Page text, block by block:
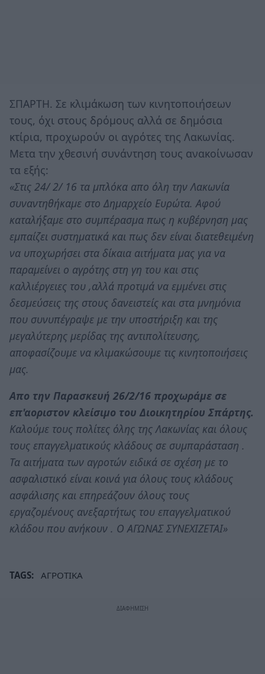
ΣΠΑΡΤΗ. Σε κλιμάκωση των κινητοποιήσεων
τους, όχι στους δρόμους αλλά σε δημόσια
κτίρια, προχωρούν οι αγρότες της Λακωνίας.
Μετα την χθεσινή συνάντηση τους ανακοίνωσαν
τα εξής:
«Στις 24/ 2/ 16 τα μπλόκα απο όλη την Λακωνία
συναντηθήκαμε στο Δημαρχείο Ευρώτα. Αφού
καταλήξαμε στο συμπέρασμα πως η κυβέρνηση μας
εμπαίζει συστηματικά και πως δεν είναι διατεθειμένη
να υποχωρήσει στα δίκαια αιτήματα μας για να
παραμείνει ο αγρότης στη γη του και στις
καλλιέργειες του ,αλλά προτιμά να εμμένει στις
δεσμεύσεις της στους δανειστείς και στα μνημόνια
που συνυπέγραψε με την υποστήριξη και της
μεγαλύτερης μερίδας της αντιπολίτευσης,
αποφασίζουμε να κλιμακώσουμε τις κινητοποιήσεις
μας.
Απο την Παρασκευή 26/2/16 προχωράμε σε
επ'αοριστον κλείσιμο του Διοικητηρίου Σπάρτης.
Καλούμε τους πολίτες όλης της Λακωνίας και όλους
τους επαγγελματικούς κλάδους σε συμπαράσταση .
Τα αιτήματα των αγροτών ειδικά σε σχέση με το
ασφαλιστικό είναι κοινά για όλους τους κλάδους
ασφάλισης και επηρεάζουν όλους τους
εργαζομένους ανεξαρτήτως του επαγγελματικού
κλάδου που ανήκουν . Ο ΑΓΩΝΑΣ ΣΥΝΕΧΙΖΕΤΑΙ»
TAGS: ΑΓΡΟΤΙΚΑ